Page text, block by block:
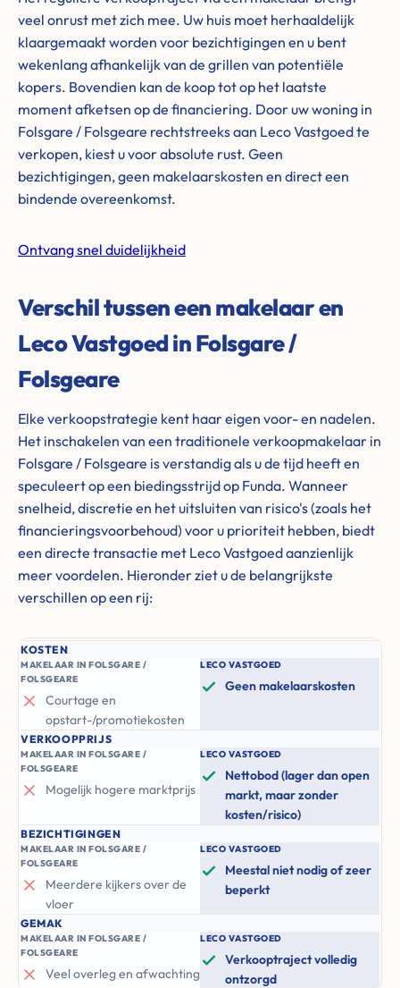
veel onrust met zich mee. Uw huis moet herhaaldelijk
klaargemaakt worden voor bezichtigingen en u bent
wekenlang afhankelijk van de grillen van potentiële
kopers. Bovendien kan de koop tot op het laatste
moment afketsen op de financiering. Door uw woning in
Folsgare / Folsgeare rechtstreeks aan Leco Vastgoed te
verkopen, kiest u voor absolute rust. Geen
bezichtigingen, geen makelaarskosten en direct een
bindende overeenkomst.
Ontvang snel duidelijkheid
Verschil tussen een makelaar en
Leco Vastgoed in Folsgare /
Folsgeare
Elke verkoopstrategie kent haar eigen voor- en nadelen.
Het inschakelen van een traditionele verkoopmakelaar in
Folsgare / Folsgeare is verstandig als u de tijd heeft en
speculeert op een biedingsstrijd op Funda. Wanneer
snelheid, discretie en het uitsluiten van risico's (zoals het
financieringsvoorbehoud) voor u prioriteit hebben, biedt
een directe transactie met Leco Vastgoed aanzienlijk
meer voordelen. Hieronder ziet u de belangrijkste
verschillen op een rij:
KOSTEN
MAKELAAR IN FOLSGARE /
FOLSGEARE
Courtage en
opstart-/promotiekosten
LECO VASTGOED
Geen makelaarskosten
VERKOOPPRIJS
MAKELAAR IN FOLSGARE /
FOLSGEARE
Mogelijk hogere marktprijs
LECO VASTGOED
Nettobod (lager dan open
markt, maar zonder
kosten/risico)
BEZICHTIGINGEN
MAKELAAR IN FOLSGARE /
FOLSGEARE
Meerdere kijkers over de
vloer
LECO VASTGOED
Meestal niet nodig of zeer
beperkt
GEMAK
MAKELAAR IN FOLSGARE /
FOLSGEARE
Veel overleg en afwachting
LECO VASTGOED
Verkooptraject volledig
ontzorgd